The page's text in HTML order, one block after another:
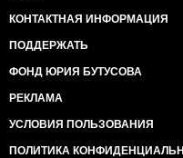
КОНТАКТНАЯ ИНФОРМАЦИЯ
ПОДДЕРЖАТЬ
ФОНД ЮРИЯ БУТУСОВА
РЕКЛАМА
УСЛОВИЯ ПОЛЬЗОВАНИЯ
ПОЛИТИКА